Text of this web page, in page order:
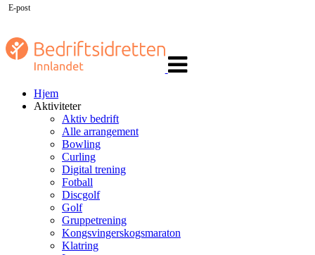
navigasjon
Hjem
Aktiviteter
Aktiv bedrift
Alle arrangement
Bowling
Curling
Digital trening
Fotball
Discgolf
Golf
Gruppetrening
Kongsvingerskogsmaraton
Klatring
E-post